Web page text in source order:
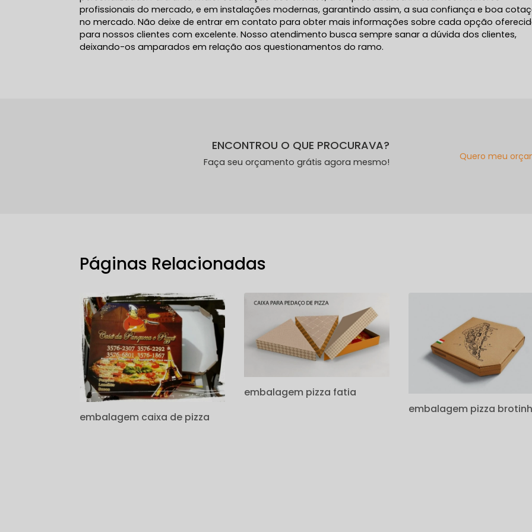
profissionais do mercado, e em instalações modernas, garantindo assim, a sua confiança e boa
no mercado. Não deixe de entrar em contato para obter mais informações sobre cada opção
para nossos clientes com excelente. Nosso atendimento busca sempre sanar a dúvida dos clientes,
deixando-os amparados em relação aos questionamentos do ramo.
ENCONTROU O QUE PROCURAVA?
Faça seu orçamento grátis agora mesmo!
Quero meu
Páginas Relacionadas
embalagem caixa de pizza
embalagem pizza fatia
embalagem pizza